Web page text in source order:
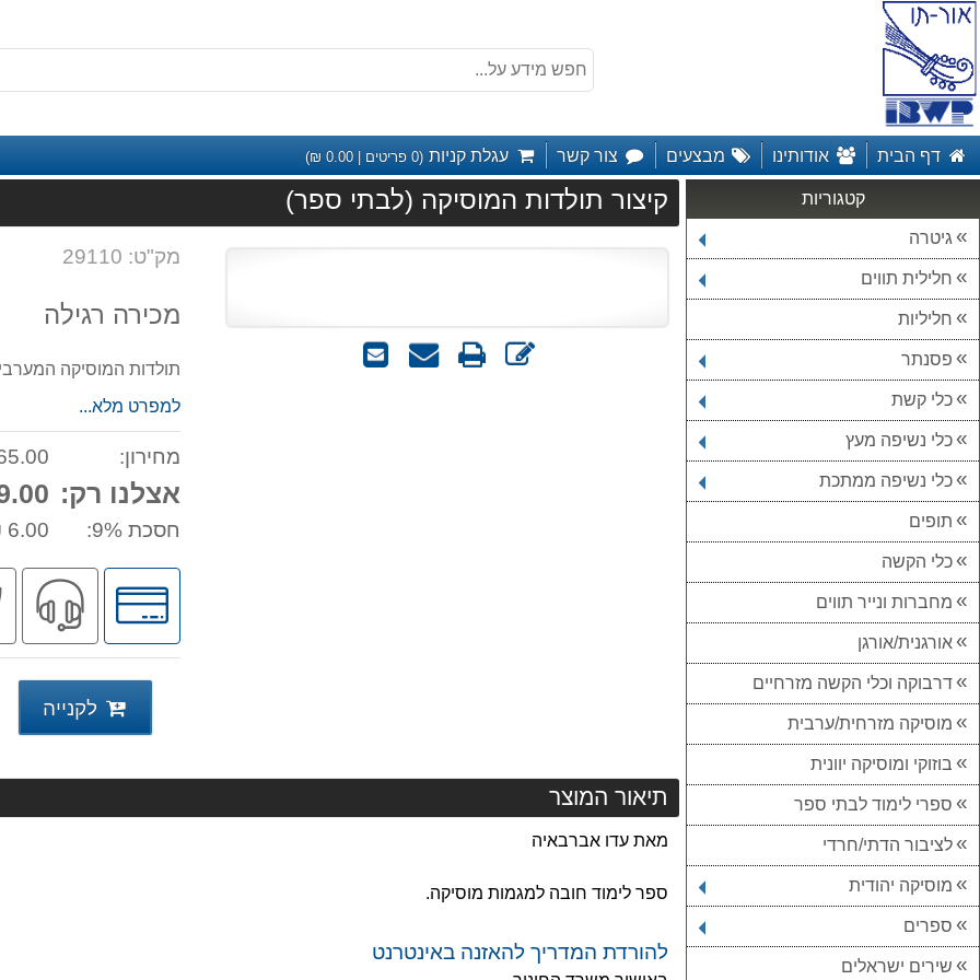
דף הבית אודותינו מבצעים צור קשר עגלת קניות (
0 פריטים |0.00
₪)
קטגוריות
גיטרה
חלילית תווים
חליליות
פסנתר
כלי קשת
כלי נשיפה מעץ
כלי נשיפה ממתכת
תופים
כלי הקשה
מחברות ונייר תווים
אורגנית/אורגן
דרבוקה וכלי הקשה מזרחיים
מוסיקה מזרחית/ערבית
בוזוקי ומוסיקה יוונית
ספרי לימוד לבתי ספר
לציבור הדתי/חרדי
מוסיקה יהודית
ספרים
שירים ישראלים
קיצור תולדות המוסיקה (לבתי ספר)
שלח
שאל
הדפס
כתוב
מק"ט: 29110
מכירה רגילה
תולדות המוסיקה
למפרט מלא...
מחירון: ₪
אצלנו רק: ₪
חסכת 9%: 6.00 ₪
לחץ
לאפשרויות
תשלומים
לקנייה
תיאור המוצר
מאת עדו אברבאיה
ספר לימוד חובה למגמות מוסיקה.
להורדת המדריך להאזנה באינטרנט